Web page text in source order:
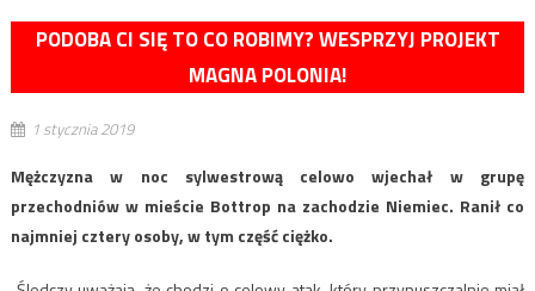
PODOBA CI SIĘ TO CO ROBIMY? WESPRZYJ PROJEKT
MAGNA POLONIA!
1 stycznia 2019
Mężczyzna w noc sylwestrową celowo wjechał w grupę
przechodniów w mieście Bottrop na zachodzie Niemiec. Ranił co
najmniej cztery osoby, w tym część ciężko.